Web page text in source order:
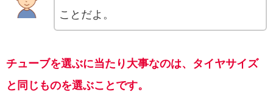
ことだよ。
チューブを選ぶに当たり大事なのは、タイヤサイズ
と同じものを選ぶことです。